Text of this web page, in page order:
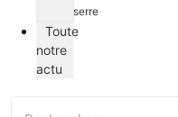
serre
Toute
notre
actu